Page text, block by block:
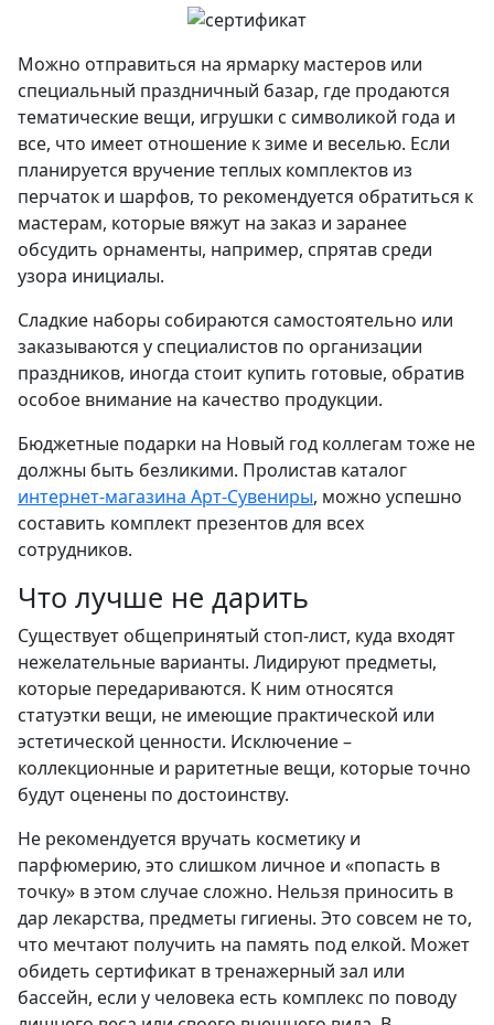
Можно отправиться на ярмарку мастеров или
специальный праздничный базар, где продаются
тематические вещи, игрушки с символикой года и
все, что имеет отношение к зиме и веселью. Если
планируется вручение теплых комплектов из
перчаток и шарфов, то рекомендуется обратиться к
мастерам, которые вяжут на заказ и заранее
обсудить орнаменты, например, спрятав среди
узора инициалы.
Сладкие наборы собираются самостоятельно или
заказываются у специалистов по организации
праздников, иногда стоит купить готовые, обратив
особое внимание на качество продукции.
Бюджетные подарки на Новый год коллегам тоже не
должны быть безликими. Пролистав каталог
интернет-магазина Арт-Сувениры, можно успешно
составить комплект презентов для всех
сотрудников.
Что лучше не дарить
Существует общепринятый стоп-лист, куда входят
нежелательные варианты. Лидируют предметы,
которые передариваются. К ним относятся
статуэтки вещи, не имеющие практической или
эстетической ценности. Исключение –
коллекционные и раритетные вещи, которые точно
будут оценены по достоинству.
Не рекомендуется вручать косметику и
парфюмерию, это слишком личное и «попасть в
точку» в этом случае сложно. Нельзя приносить в
дар лекарства, предметы гигиены. Это совсем не то,
что мечтают получить на память под елкой. Может
обидеть сертификат в тренажерный зал или
бассейн, если у человека есть комплекс по поводу